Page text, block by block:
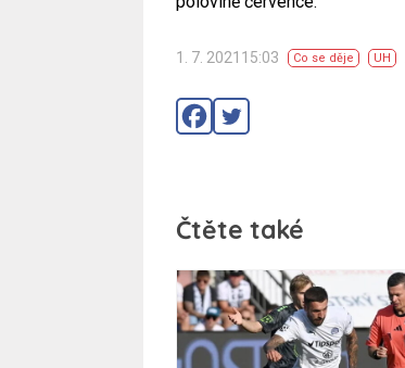
1. 7. 202115:03 Co se děje UH
Čtěte také